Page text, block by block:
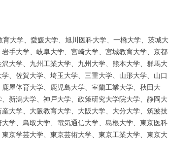
大学、愛媛大学、旭川医科大学、一橋大学、茨城大
手大学、岐阜大学、宮崎大学、宮城教育大学、京都
大学、九州工業大学、九州大学、熊本大学、群馬大
、佐賀大学、埼玉大学、三重大学、山形大学、山口
屋体育大学、鹿児島大学、室蘭工業大学、秋田大
新潟大学、神戸大学、政策研究大学院大学、静岡大
大学、大阪教育大学、大阪大学、大分大学、筑波技
学、鳥取大学、電気通信大学、島根大学、東京医科
京学芸大学、東京芸術大学、東京工業大学、東京大